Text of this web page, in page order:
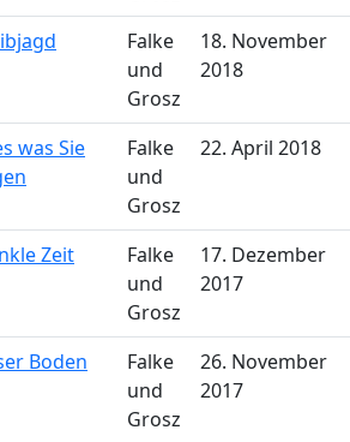
Falke
und
Grosz
18. November
2018
was Sie
Falke
und
Grosz
22. April 2018
Zeit
Falke
und
Grosz
17. Dezember
2017
Boden
Falke
und
Grosz
26. November
2017